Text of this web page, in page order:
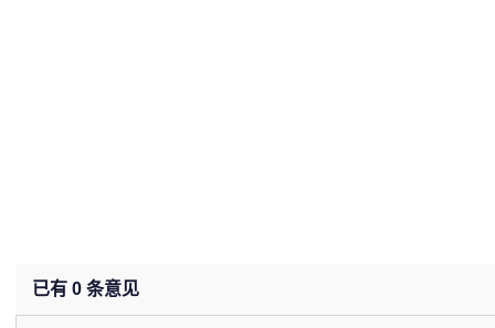
已有 0 条意见